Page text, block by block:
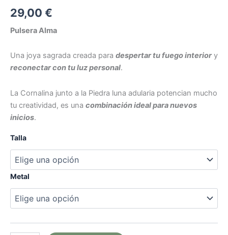
29,00 €
Pulsera Alma
Una joya sagrada creada para despertar tu fuego interiory
reconectar con tu luz personal.
La Cornalina junto a la Piedra luna adularia potencian mucho
tu creatividad, es una combinación ideal para nuevos
inicios.
Talla
Metal